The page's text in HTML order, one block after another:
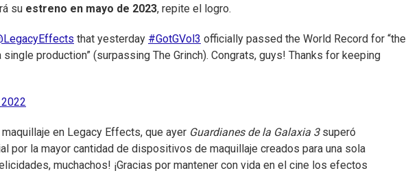
su estreno en mayo de 2023, repite el logro.
that yesterday #GotGVol3 officially passed the World Record for “the
production” (surpassing The Grinch). Congrats, guys! Thanks for keeping
en Legacy Effects, que ayer Guardianes de la Galaxia 3superó
por la mayor cantidad de dispositivos de maquillaje creados para una sola
muchachos! ¡Gracias por mantener con vida en el cine los efectos